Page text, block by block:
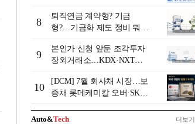
8
퇴직연금 계약형? 기금
형?…기금화 제도 정비 뭐길
(상)]
9
본인가 신청 앞둔 조각투자
장외거래소…KDX·NXT컨
10
[DCM] 7월 회사채 시장…보
증채 롯데케미칼 오버·SK에
코플랜트 언더 [7월 리뷰①]
Auto&Tech 더보기